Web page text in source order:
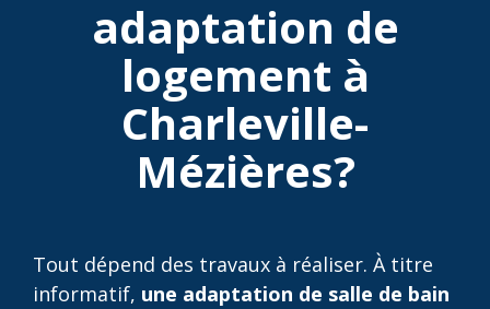
adaptation de
logement à
Charleville-
Mézières?
Tout dépend des travaux à réaliser. À titre
informatif, une adaptation de salle de bain